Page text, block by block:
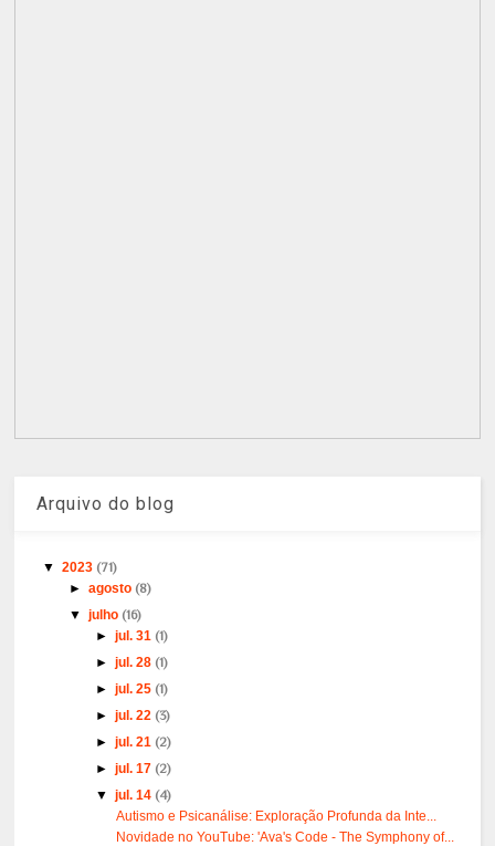
Arquivo do blog
▼2023 (71)
►agosto (8)
▼julho (16)
►jul. 31 (1)
►jul. 28 (1)
►jul. 25 (1)
►jul. 22 (3)
►jul. 21 (2)
►jul. 17 (2)
▼jul. 14 (4)
Autismo e Psicanálise: Exploração Profunda da Inte...
Novidade no YouTube: 'Ava's Code - The Symphony of...